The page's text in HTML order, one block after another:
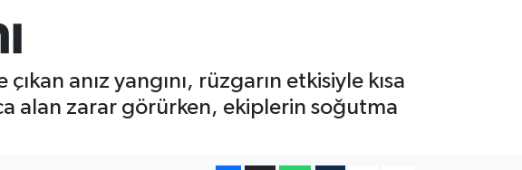
anız yangını, rüzgarın etkisiyle kısa
alan zarar görürken, ekiplerin soğutma